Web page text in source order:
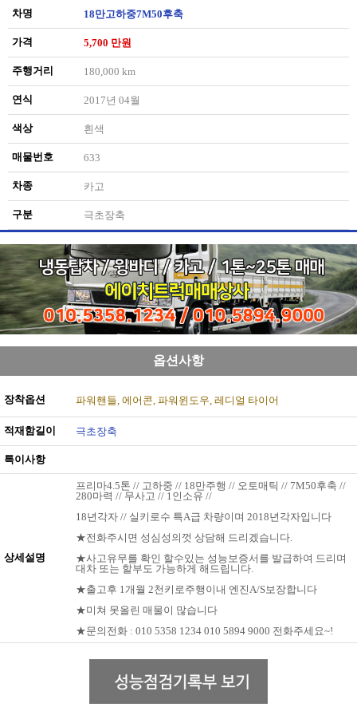
차명 18만고하중7M50후축
가격 5,700 만원
주행거리 180,000 km
연식 2017년 04월
색상 흰색
매물번호 633
차종 카고
구분 극초장축
옵션사항
장착옵션 파워핸들 에어콘 파워윈도우 레디얼 타이어
적재함길이 극초장축
특이사항
상세설명
프리마4.5톤 // 고하중 // 18만주행 // 오토매틱 // 7M50후축 //
280마력 // 무사고 // 1인소유 //
18년각자 // 실키로수 특A급 차량이며 2018년각자입니다
★전화주시면 성심성의껏 상담해 드리겠습니다.
★사고유무를 확인 할수있는 성능보증서를 발급하여 드리며
대차 또는 할부도 가능하게 해드립니다.
★출고후 1개월 2천키로주행이내 엔진A/S보장합니다
★미쳐 못올린 매물이 많습니다
★문의전화 : 010 5358 1234 010 5894 9000 전화주세요~!